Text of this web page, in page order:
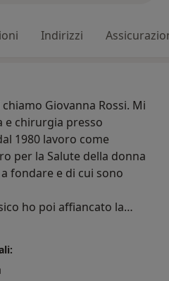
Indirizzi
Giovanna Rossi. Mi
e chirurgia presso
1980 lavoro come
per la Salute della donna
fondare e di cui sono
ho poi affiancato la
e della Fitoterapia, sono
dei medici di
con competenza anche